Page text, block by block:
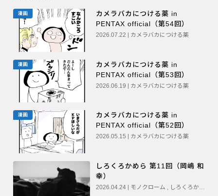
漫画
カメラバカにつける薬 in
PENTAX official（第54回）
2026.07.22 | カメラバカにつける薬
漫画
カメラバカにつける薬 in
PENTAX official（第53回）
2026.06.19 | カメラバカにつける薬
漫画
カメラバカにつける薬 in
PENTAX official（第52回）
2026.05.15 | カメラバカにつける薬
しろくろかめら 第11回（岡嶋 和
幸）
2026.04.24 | モノクローム , しろくろかめら